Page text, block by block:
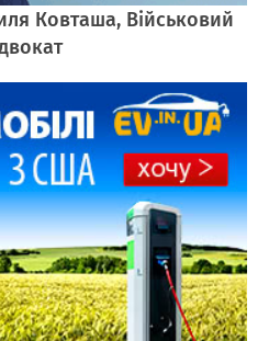
Ковташа, Військовий